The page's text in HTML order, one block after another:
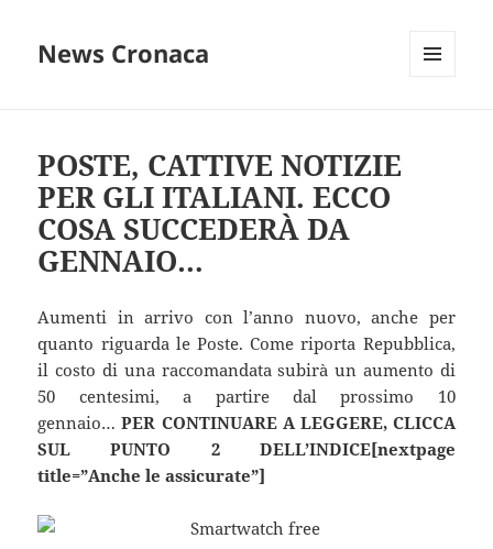
News Cronaca
POSTE, CATTIVE NOTIZIE
PER GLI ITALIANI. ECCO
COSA SUCCEDERÀ DA
GENNAIO…
Aumenti in arrivo con l’anno nuovo, anche per
quanto riguarda le Poste. Come riporta Repubblica,
il costo di una raccomandata subirà un aumento di
50 centesimi, a partire dal prossimo 10
gennaio…PER CONTINUARE A LEGGERE, CLICCA
SUL PUNTO 2 DELL’INDICE[nextpage
title=”Anche le assicurate”]